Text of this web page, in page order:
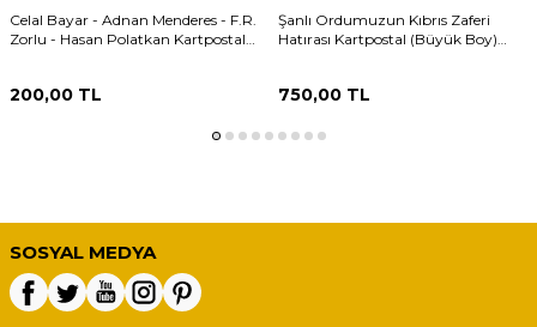
Celal Bayar - Adnan Menderes - F.R.
Zorlu - Hasan Polatkan Kartpostal
200,00 TL
Şanlı Ordumuzun Kıbrıs Zaferi
Hatırası Kartpostal (Büyük Boy)
750,00TL
SOSYAL MEDYA